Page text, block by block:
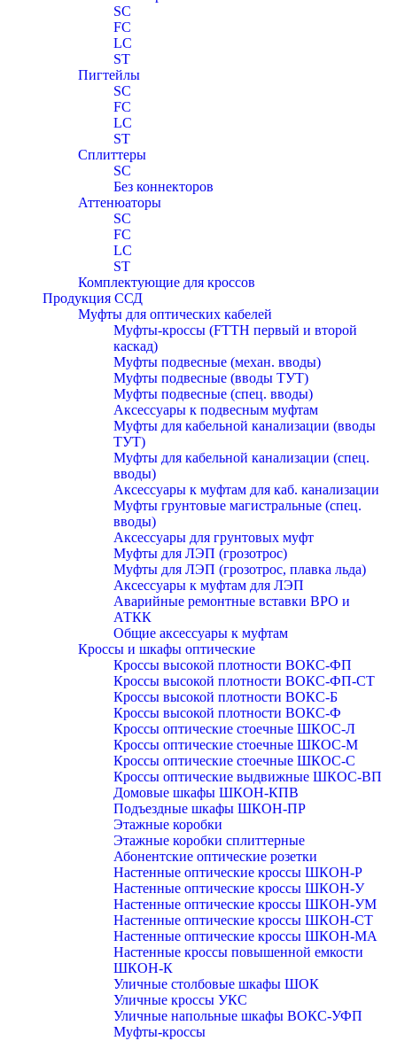
SC
FC
LC
ST
Пигтейлы
SC
FC
LC
ST
Сплиттеры
SC
Без коннекторов
Аттенюаторы
SC
FC
LC
ST
Комплектующие для кроссов
Продукция ССД
Муфты для оптических кабелей
Муфты-кроссы (FTTH первый и второй
каскад)
Муфты подвесные (механ. вводы)
Муфты подвесные (вводы ТУТ)
Муфты подвесные (спец. вводы)
Аксессуары к подвесным муфтам
Муфты для кабельной канализации (вводы
ТУТ)
Муфты для кабельной канализации (спец.
вводы)
Аксессуары к муфтам для каб. канализации
Муфты грунтовые магистральные (спец.
вводы)
Аксессуары для грунтовых муфт
Муфты для ЛЭП (грозотрос)
Муфты для ЛЭП (грозотрос, плавка льда)
Аксессуары к муфтам для ЛЭП
Аварийные ремонтные вставки ВРО и
АТКК
Общие аксессуары к муфтам
Кроссы и шкафы оптические
Кроссы высокой плотности ВОКС-ФП
Кроссы высокой плотности ВОКС-ФП-СТ
Кроссы высокой плотности ВОКС-Б
Кроссы высокой плотности ВОКС-Ф
Кроссы оптические стоечные ШКОС-Л
Кроссы оптические стоечные ШКОС-М
Кроссы оптические стоечные ШКОС-С
Кроссы оптические выдвижные ШКОС-ВП
Домовые шкафы ШКОН-КПВ
Подъездные шкафы ШКОН-ПР
Этажные коробки
Этажные коробки сплиттерные
Абонентские оптические розетки
Настенные оптические кроссы ШКОН-Р
Настенные оптические кроссы ШКОН-У
Настенные оптические кроссы ШКОН-УМ
Настенные оптические кроссы ШКОН-СТ
Настенные оптические кроссы ШКОН-МА
Настенные кроссы повышенной емкости
ШКОН-К
Уличные столбовые шкафы ШОК
Уличные кроссы УКС
Уличные напольные шкафы ВОКС-УФП
Муфты-кроссы